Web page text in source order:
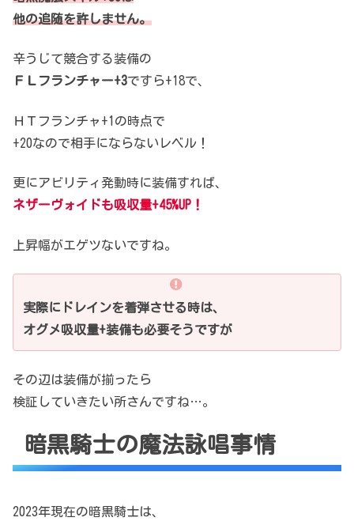
他の追随を許しません。
辛うじて競合する装備の
ＦＬフランチャー+3ですら+18で、
ＨＴフランチャ+1の時点で
+20なので相手にならないレベル！
更にアビリティ発動時に装備すれば、
ネザーヴォイドも吸収量+45%UP！
上昇幅がエゲツないですね。
実際にドレインを着弾させる時は、
オグメ吸収量+装備も必要そうですが
その辺は装備が揃ったら
検証していきたい所さんですね…。
暗黒騎士の魔法詠唱事情
2023年現在の暗黒騎士は、